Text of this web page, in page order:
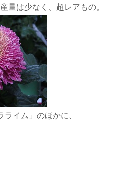
量は少なく、超レアもの。
イム」のほかに、